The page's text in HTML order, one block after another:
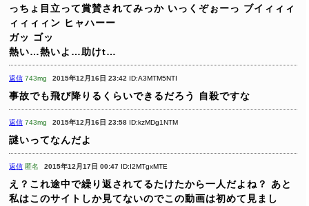
っちょ目立って賞賛されてみっか いっくぞぉーっ ブイィィィ
ィィィィン ヒャハーー
ガッ ゴッ
熱い…熱いよ…助けt…
返信 743mg 2015年12月16日 23:42 ID:A3MTM5NTI
事故でも飛び降りるくらいできるだろう 自殺ですな
返信 743mg 2015年12月16日 23:58 ID:kzMDg1NTM
謎いってなんだよ
返信 匿名 2015年12月17日 00:47 ID:I2MTgxMTE
え？これ途中で繰り返されてるたけたから一人だよね？
あと
私はこのサイトしか見てないのでこの動画は初めて見まし